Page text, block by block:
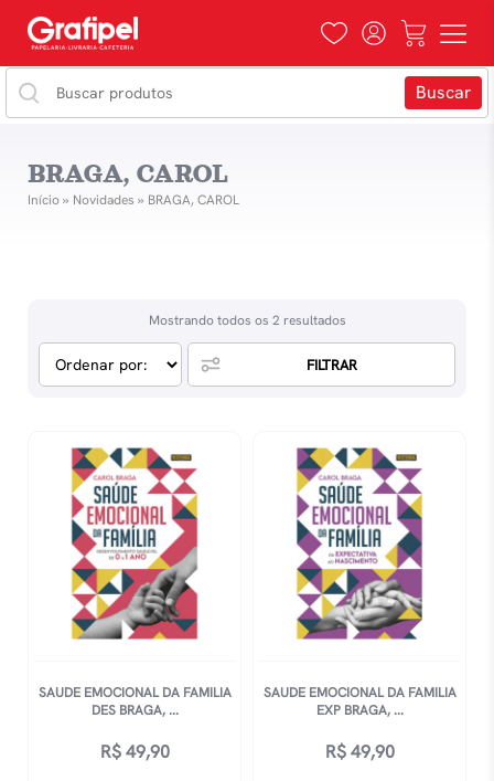
BRAGA, CAROL
Início» Novidades » BRAGA, CAROL
Mostrando todos os 2 resultados
FILTRAR
SAUDE EMOCIONAL DA FAMILIA
DES BRAGA, ...
R$49,90
SAUDE EMOCIONAL DA FAMILIA
EXP BRAGA, ...
R$49,90